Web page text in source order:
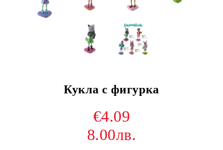
Кукла с фигурка
€4.09
8.00лв.